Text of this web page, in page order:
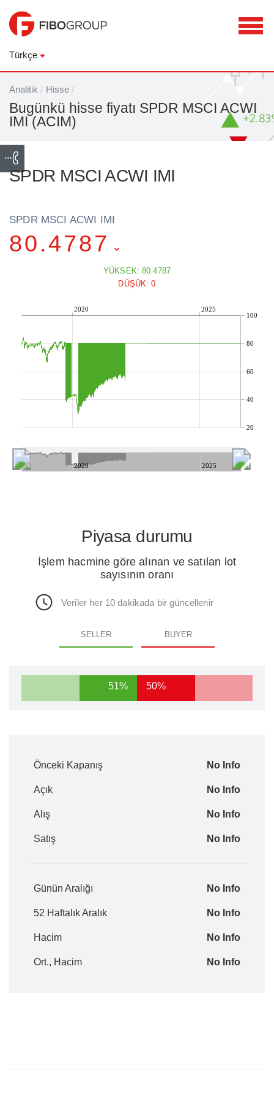
Türkçe
Analitik / Hisse /
Bugünkü hisse fiyatı SPDR MSCI ACWI
IMI (ACIM)
SPDR MSCI ACWI IMI
SPDR MSCI ACWI IMI
80.4787
YÜKSEK: 80.4787
DÜŞÜK: 0
2020 2025
20
40
60
80
100
2020 2025
Piyasa durumu
İşlem hacmine göre alınan ve satılan lot
sayısının oranı
Veriler her 10 dakikada bir güncellenir
SELLER BUYER
51% 50%
Önceki Kapanış No Info
Açık No Info
Alış No Info
Satış No Info
Günün Aralığı No Info
52 Haftalık Aralık No Info
Hacim No Info
Ort., Hacim No Info